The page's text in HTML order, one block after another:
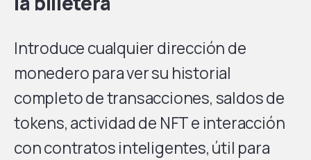
Introduce cualquier dirección de
monedero para ver su historial
completo de transacciones, saldos de
tokens, actividad de NFT e interacción
con contratos inteligentes, útil para